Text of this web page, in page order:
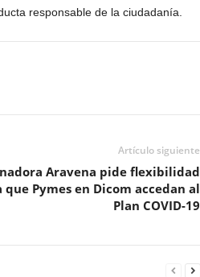
responsable de la ciudadanía.
Artículo siguiente
Aravena pide flexibilidad
que Pymes en Dicom accedan al
Plan COVID-19